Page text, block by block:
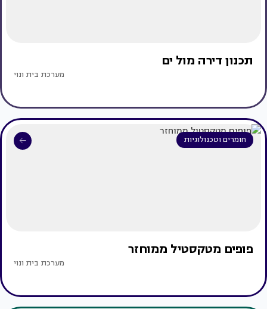
תכנון דירה מול ים
מערכת בית ונוי
חומרים וטכנולוגיות
פופים מטקסטיל ממוחזר
מערכת בית ונוי